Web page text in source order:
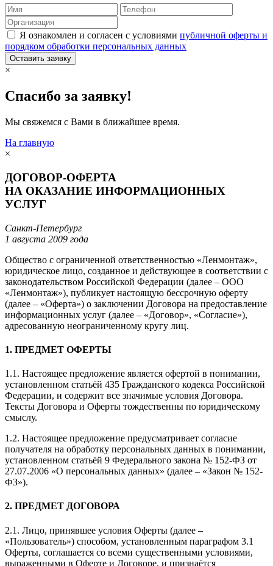
Я ознакомлен и согласен с условиями публичной оферты и
порядком обработки персональных данных
Оставить заявку
×
Спасибо за заявку!
Мы свяжемся с Вами в ближайшее время.
На главную
×
ДОГОВОР-ОФЕРТА
НА ОКАЗАНИЕ ИНФОРМАЦИОННЫХ
УСЛУГ
Санкт-Петербург
1 августа 2009 года
Общество с ограниченной ответственностью «Ленмонтаж»,
юридическое лицо, созданное и действующее в соответствии с
законодательством Российской Федерации (далее – ООО
«Ленмонтаж»), публикует настоящую бессрочную оферту
(далее – «Оферта») о заключении Договора на предоставление
информационных услуг (далее – «Договор», «Согласие»),
адресованную неограниченному кругу лиц.
1. ПРЕДМЕТ ОФЕРТЫ
1.1. Настоящее предложение является офертой в понимании,
установленном статьёй 435 Гражданского кодекса Российской
Федерации, и содержит все значимые условия Договора.
Тексты Договора и Оферты тождественны по юридическому
смыслу.
1.2. Настоящее предложение предусматривает согласие
получателя на обработку персональных данных в понимании,
установленном статьёй 9 Федерального закона № 152-ФЗ от
27.07.2006 «О персональных данных» (далее – «Закон № 152-
ФЗ»).
2. ПРЕДМЕТ ДОГОВОРА
2.1. Лицо, принявшее условия Оферты (далее –
«Пользователь») способом, установленным параграфом 3.1
Оферты, соглашается со всеми существенными условиями,
выраженными в Оферте и Договоре, и признаётся